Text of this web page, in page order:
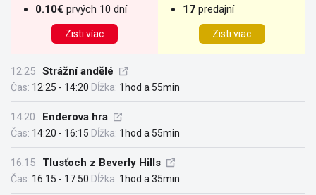
0.10€ prvých 10 dní
Zisti víac
17 predajní
Zisti viac
12:25 Strážní andělé
Čas: 12:25 - 14:20 Dĺžka: 1hod a 55min
14:20 Enderova hra
Čas: 14:20 - 16:15 Dĺžka: 1hod a 55min
16:15 Tlusťoch z Beverly Hills
Čas: 16:15 - 17:50 Dĺžka: 1hod a 35min